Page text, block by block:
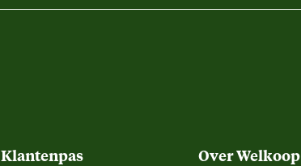
Klantenpas Over Welkoop